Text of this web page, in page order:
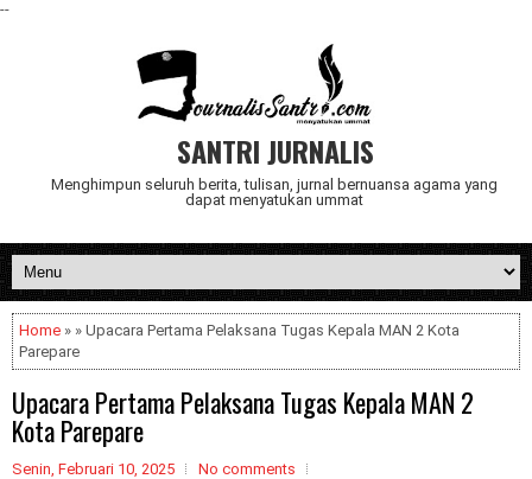
--
SANTRI JURNALIS
Menghimpun seluruh berita, tulisan, jurnal bernuansa agama yang
dapat menyatukan ummat
Home » » Upacara Pertama Pelaksana Tugas Kepala MAN 2 Kota
Parepare
Upacara Pertama Pelaksana Tugas Kepala MAN 2
Kota Parepare
Senin, Februari 10, 2025 No comments